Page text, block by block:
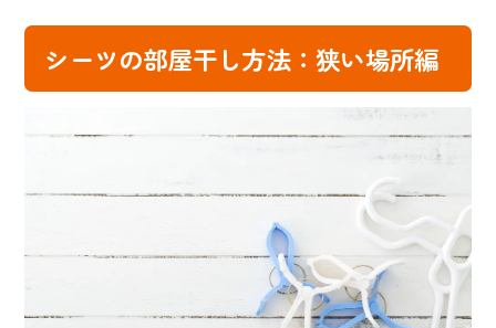
シーツの部屋干し方法：狭い場所編